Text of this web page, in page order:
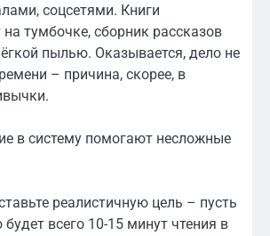
соцсетями. Книги
тумбочке, сборник рассказов
пылью. Оказывается, дело не
– причина, скорее, в
в систему помогают несложные
реалистичную цель – пусть
будет всего 10-15 минут чтения в